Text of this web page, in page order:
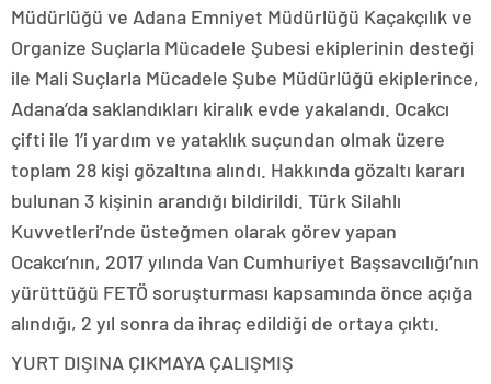
Müdürlüğü ve Adana Emniyet Müdürlüğü Kaçakçılık ve
Organize Suçlarla Mücadele Şubesi ekiplerinin desteği
ile Mali Suçlarla Mücadele Şube Müdürlüğü ekiplerince,
Adana’da saklandıkları kiralık evde yakalandı. Ocakcı
çifti ile 1’i yardım ve yataklık suçundan olmak üzere
toplam 28 kişi gözaltına alındı. Hakkında gözaltı kararı
bulunan 3 kişinin arandığı bildirildi. Türk Silahlı
Kuvvetleri’nde üsteğmen olarak görev yapan
Ocakcı’nın, 2017 yılında Van Cumhuriyet Başsavcılığı’nın
yürüttüğü FETÖ soruşturması kapsamında önce açığa
alındığı, 2 yıl sonra da ihraç edildiği de ortaya çıktı.
YURT DIŞINA ÇIKMAYA ÇALIŞMIŞ